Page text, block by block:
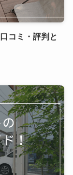
コミ・評判と